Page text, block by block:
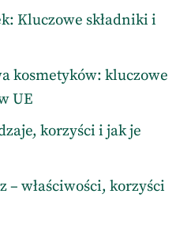
Kluczowe składniki i
kosmetyków: kluczowe
UE
korzyści i jak je
– właściwości, korzyści